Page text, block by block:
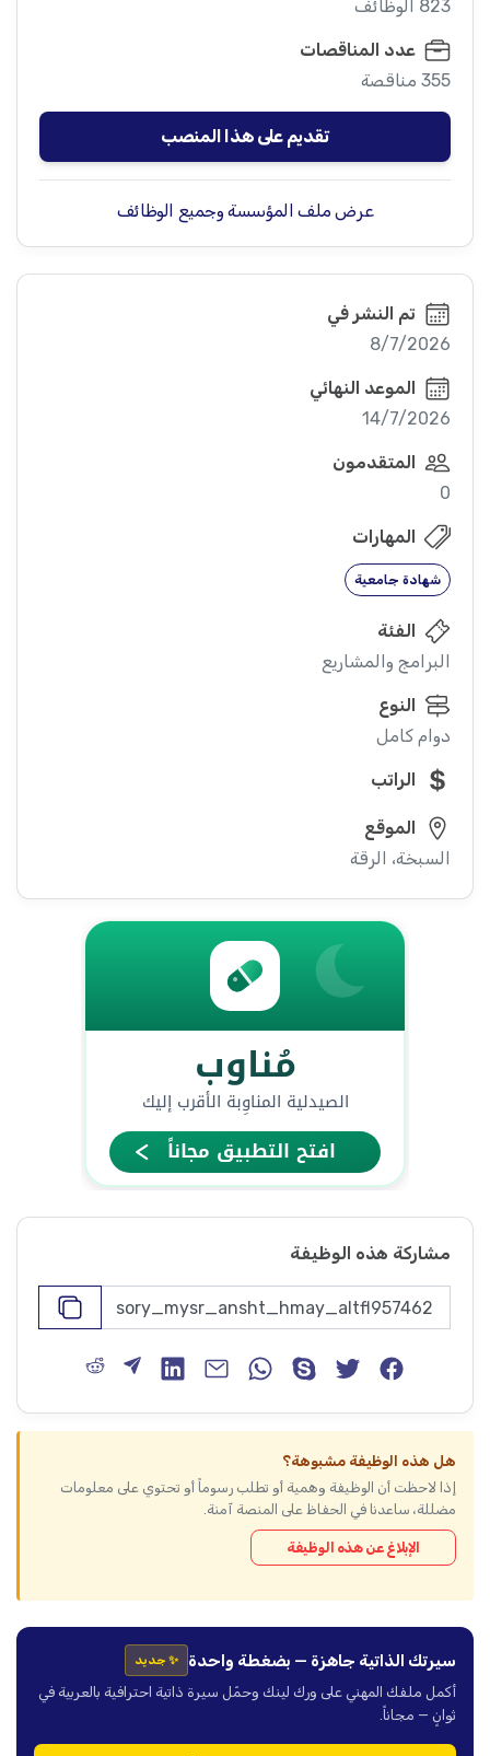
823 الوظائف
عدد المناقصات
355 مناقصة
تقديم على هذا المنصب
عرض ملف المؤسسة وجميع الوظائف
تم النشر في
8/7/2026
الموعد النهائي
14/7/2026
المتقدمون
0
المهارات
شهادة جامعية
الفئة
البرامج والمشاريع
النوع
دوام كامل
الراتب
الموقع
السبخة، الرقة
مشاركة هذه الوظيفة
هل هذه الوظيفة مشبوهة؟
إذا لاحظت أن الوظيفة وهمية أو تطلب رسوماً أو تحتوي على معلومات
مضللة، ساعدنا في الحفاظ على المنصة آمنة.
الإبلاغ عن هذه الوظيفة
سيرتك الذاتية جاهزة — بضغطة واحدة ✨ جديد
أكمل ملفك المهني على ورك لينك وحمّل سيرة ذاتية احترافية بالعربية في
ثوانٍ — مجاناً.